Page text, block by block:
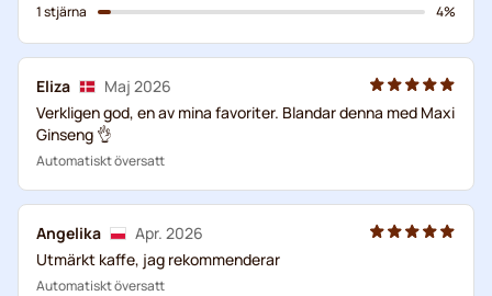
1 stjärna
4%
Eliza
Maj 2026
Verkligen god, en av mina favoriter. Blandar denna med Maxi
Ginseng 👌
Automatiskt översatt
Angelika
Apr. 2026
Utmärkt kaffe, jag rekommenderar
Automatiskt översatt